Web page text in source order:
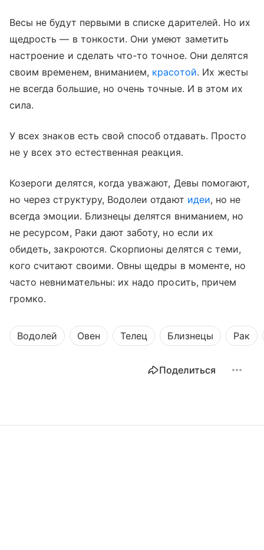
Весы не будут первыми в списке дарителей. Но их
щедрость — в тонкости. Они умеют заметить
настроение и сделать что-то точное. Они делятся
своим временем, вниманием, красотой. Их жесты
не всегда большие, но очень точные. И в этом их
сила.
У всех знаков есть свой способ отдавать. Просто
не у всех это естественная реакция.
Козероги делятся, когда уважают, Девы помогают,
но через структуру, Водолеи отдают идеи, но не
всегда эмоции. Близнецы делятся вниманием, но
не ресурсом, Раки дают заботу, но если их
обидеть, закроются. Скорпионы делятся с теми,
кого считают своими. Овны щедры в моменте, но
часто невнимательны: их надо просить, причем
громко.
Водолей Овен Телец Близнецы Рак
Поделиться